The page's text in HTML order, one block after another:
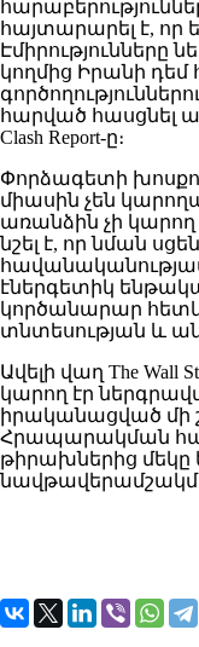
հայտարարել է, որ
Էմիրությունները
կողմից Իրանի
հարված հասցնել
Clash Report-ը։
Փորձագետի
միասին չեն
առանձին չի կարող
նշել է, որ նման
էներգետիկ
կործանարար
տնտեսության և
Ավելի վաղ The Wall
կարող էր
իրականացված մի
Հրապարակման
թիրախներից մեկը